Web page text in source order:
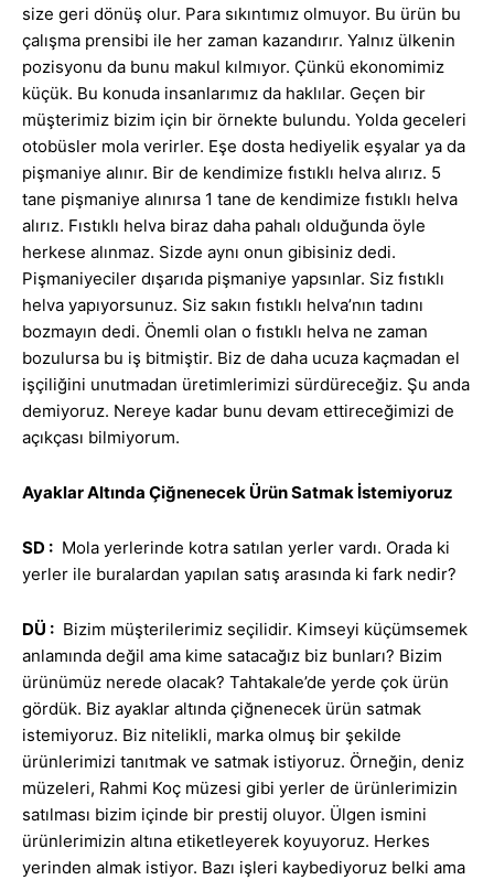
size geri dönüş olur. Para sıkıntımız olmuyor. Bu ürün bu
çalışma prensibi ile her zaman kazandırır. Yalnız ülkenin
pozisyonu da bunu makul kılmıyor. Çünkü ekonomimiz
küçük. Bu konuda insanlarımız da haklılar. Geçen bir
müşterimiz bizim için bir örnekte bulundu. Yolda geceleri
otobüsler mola verirler. Eşe dosta hediyelik eşyalar ya da
pişmaniye alınır. Bir de kendimize fıstıklı helva alırız. 5
tane pişmaniye alınırsa 1 tane de kendimize fıstıklı helva
alırız. Fıstıklı helva biraz daha pahalı olduğunda öyle
herkese alınmaz. Sizde aynı onun gibisiniz dedi.
Pişmaniyeciler dışarıda pişmaniye yapsınlar. Siz fıstıklı
helva yapıyorsunuz. Siz sakın fıstıklı helva’nın tadını
bozmayın dedi. Önemli olan o fıstıklı helva ne zaman
bozulursa bu iş bitmiştir. Biz de daha ucuza kaçmadan el
işçiliğini unutmadan üretimlerimizi sürdüreceğiz. Şu anda
demiyoruz. Nereye kadar bunu devam ettireceğimizi de
açıkçası bilmiyorum.
Ayaklar Altında Çiğnenecek Ürün Satmak İstemiyoruz
SD : Mola yerlerinde kotra satılan yerler vardı. Orada ki
yerler ile buralardan yapılan satış arasında ki fark nedir?
DÜ : Bizim müşterilerimiz seçilidir. Kimseyi küçümsemek
anlamında değil ama kime satacağız biz bunları? Bizim
ürünümüz nerede olacak? Tahtakale’de yerde çok ürün
gördük. Biz ayaklar altında çiğnenecek ürün satmak
istemiyoruz. Biz nitelikli, marka olmuş bir şekilde
ürünlerimizi tanıtmak ve satmak istiyoruz. Örneğin, deniz
müzeleri, Rahmi Koç müzesi gibi yerler de ürünlerimizin
satılması bizim içinde bir prestij oluyor. Ülgen ismini
ürünlerimizin altına etiketleyerek koyuyoruz. Herkes
yerinden almak istiyor. Bazı işleri kaybediyoruz belki ama